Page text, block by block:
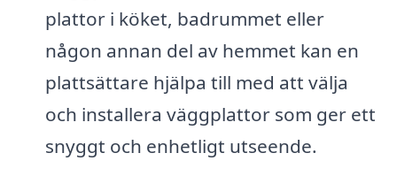
plattor i köket, badrummet eller
någon annan del av hemmet kan en
plattsättare hjälpa till med att välja
och installera väggplattor som ger ett
snyggt och enhetligt utseende.